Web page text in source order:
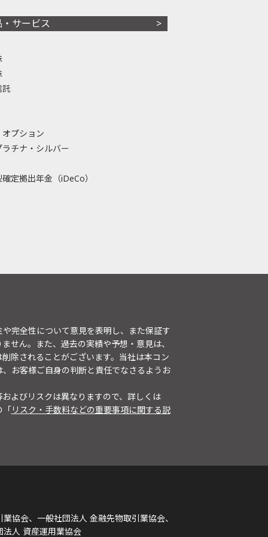
・サービス
託
プション
ラチナ・シルバー
定拠出年金（iDeCo）
完全性について意見を表明し、また保証す
せん。また、過去の実績や予想・意見は、
除されることがございます。当社は本コン
お客様ご自身の判断と責任でなさるようお
よびリスクは異なりますので、詳しくは
「リスク・手数料などの重要事項に関する説
協会、一般社団法人 金融先物取引業協会、
人 資産運用業協会